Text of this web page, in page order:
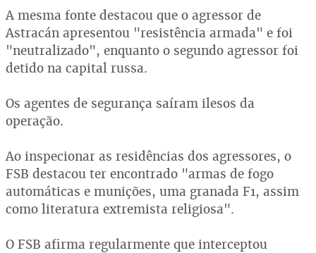
A mesma fonte destacou que o agressor de
Astracán apresentou "resistência armada" e foi
"neutralizado", enquanto o segundo agressor foi
detido na capital russa.
Os agentes de segurança saíram ilesos da
operação.
Ao inspecionar as residências dos agressores, o
FSB destacou ter encontrado "armas de fogo
automáticas e munições, uma granada F1, assim
como literatura extremista religiosa".
O FSB afirma regularmente que interceptou